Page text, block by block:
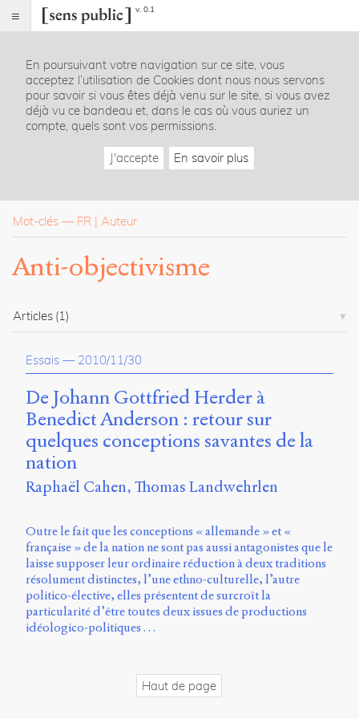
v. 0.1
Index
Rubriques
Essais
La
revue
Présentation
Publier
À
propos
du
site
Archipel
En
ligne
Université
de
Sherbrooke
Campus
de
Longueuil
En poursuivant votre navigation sur ce site, vous
acceptez l’utilisation de Cookies dont nous nous servons
pour savoir si vous êtes déjà venu sur le site, si vous avez
déjà vu ce bandeau et, dans le cas où vous auriez un
compte, quels sont vos permissions.
J'accepte En savoir plus
Mot-clés — FR Auteur
Anti-objectivisme
Articles (1)
Essais — 2010/11/30
De Johann Gottfried Herder à
Benedict Anderson : retour sur
quelques conceptions savantes de la
nation
Raphaël Cahen Thomas Landwehrlen
Outre le fait que les conceptions « allemande » et «
française » de la nation ne sont pas aussi antagonistes que le
laisse supposer leur ordinaire réduction à deux traditions
résolument distinctes, l’une ethno-culturelle, l’autre
politico-élective, elles présentent de surcroît la
particularité d’être toutes deux issues de productions
idéologico-politiques …
Haut de page